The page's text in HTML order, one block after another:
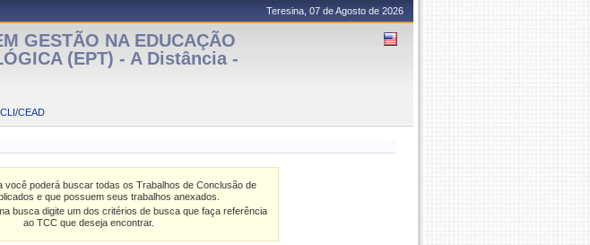
Teresina, 07 de Agosto de 2026
GESTÃO NA EDUCAÇÃO
(EPT) - A Distância -
CEAD
você poderá buscar todas os Trabalhos de Conclusão de
e que possuem seus trabalhos anexados.
busca digite um dos critérios de busca que faça referência
ao TCC que deseja encontrar.